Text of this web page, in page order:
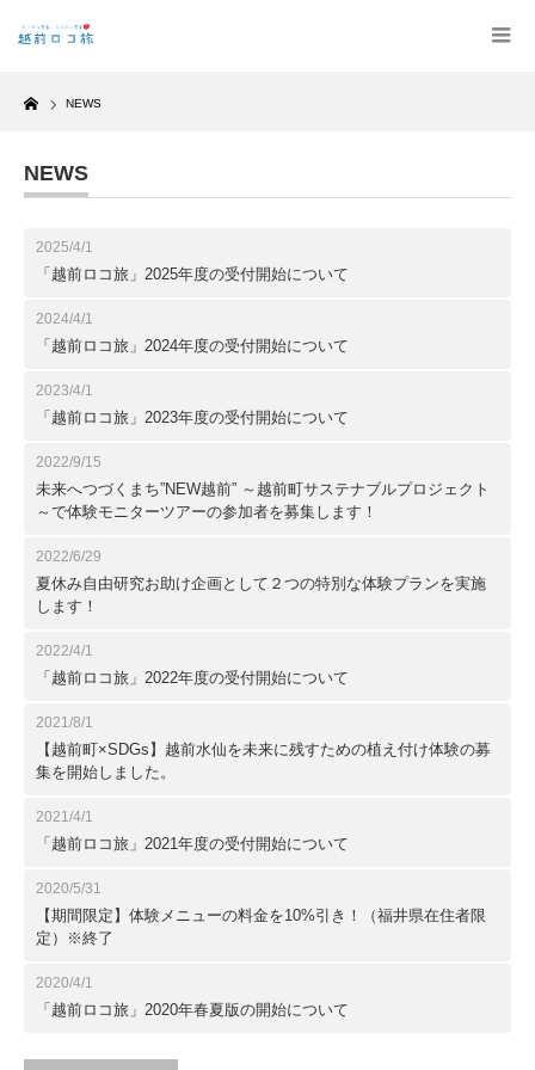
Home
NEWS
NEWS
2025/4/1
「越前ロコ旅」2025年度の受付開始について
2024/4/1
「越前ロコ旅」2024年度の受付開始について
2023/4/1
「越前ロコ旅」2023年度の受付開始について
2022/9/15
未来へつづくまち”NEW越前” ～越前町サステナブルプロジェクト
～で体験モニターツアーの参加者を募集します！
2022/6/29
夏休み自由研究お助け企画として２つの特別な体験プランを実施
します！
2022/4/1
「越前ロコ旅」2022年度の受付開始について
2021/8/1
【越前町×SDGs】越前水仙を未来に残すための植え付け体験の募
集を開始しました。
2021/4/1
「越前ロコ旅」2021年度の受付開始について
2020/5/31
【期間限定】体験メニューの料金を10%引き！（福井県在住者限
定）※終了
2020/4/1
「越前ロコ旅」2020年春夏版の開始について